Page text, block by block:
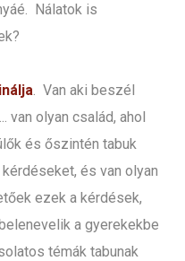
Nálatok is
. Van aki beszél
van olyan család, ahol
és őszintén tabuk
és van olyan
ezek a kérdések,
a gyerekekbe
témák tabunak